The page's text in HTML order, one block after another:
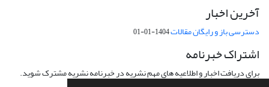
آخرین اخبار
دسترسی باز و رایگان مقالات1404-01-01
اشتراک خبرنامه
برای دریافت اخبار و اطلاعیه های مهم نشریه در خبرنامه نشریه مشترک شوید.